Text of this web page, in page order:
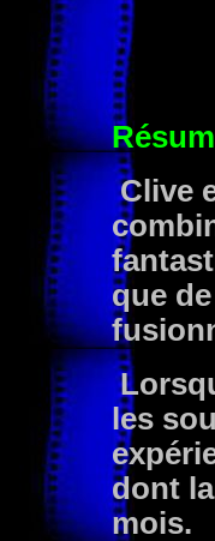
Clive
que
les
dont
mois.